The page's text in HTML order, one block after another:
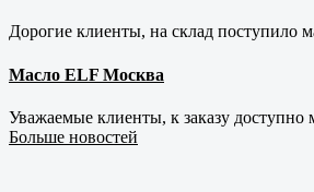
Дорогие клиенты, на склад поступило
Масло ELF Москва
Уважаемые клиенты, к заказу
Больше новостей